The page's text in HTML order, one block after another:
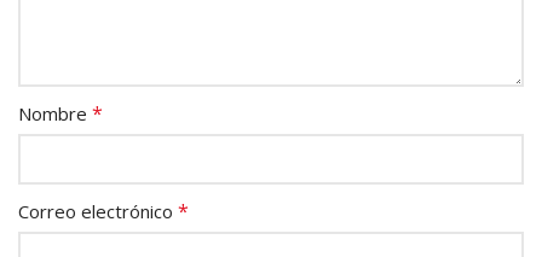
Nombre *
Correo electrónico *